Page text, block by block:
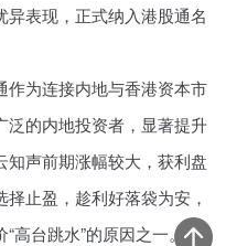
表现，正式纳入港股通名
作为连接内地与香港资本市
泛的内地投资者，显著提升
知声前期涨幅较大，获利盘
止盈，趁利好落袋为安，
高台跳水”的原因之一。